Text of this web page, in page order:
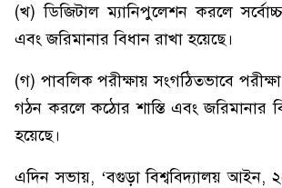
(খ) ডিজিটাল ম্যানিপুলেশন করলে
এবং জরিমানার বিধান রাখা হয়েছে।
(গ) পাবলিক পরীক্ষায় সংগঠিতভাবে
গঠন করলে কঠোর শাস্তি এবং জরিমানার
হয়েছে।
এদিন সভায়, ‘বগুড়া বিশ্ববিদ্যালয় আইন,